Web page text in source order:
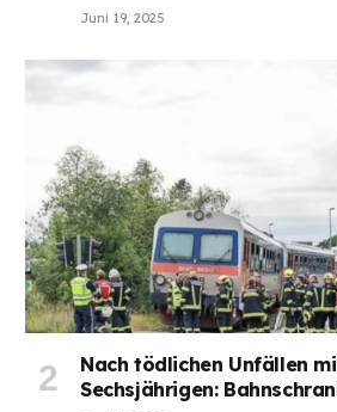
Juni 19, 2025
Nach tödlichen Unfällen
Sechsjährigen: